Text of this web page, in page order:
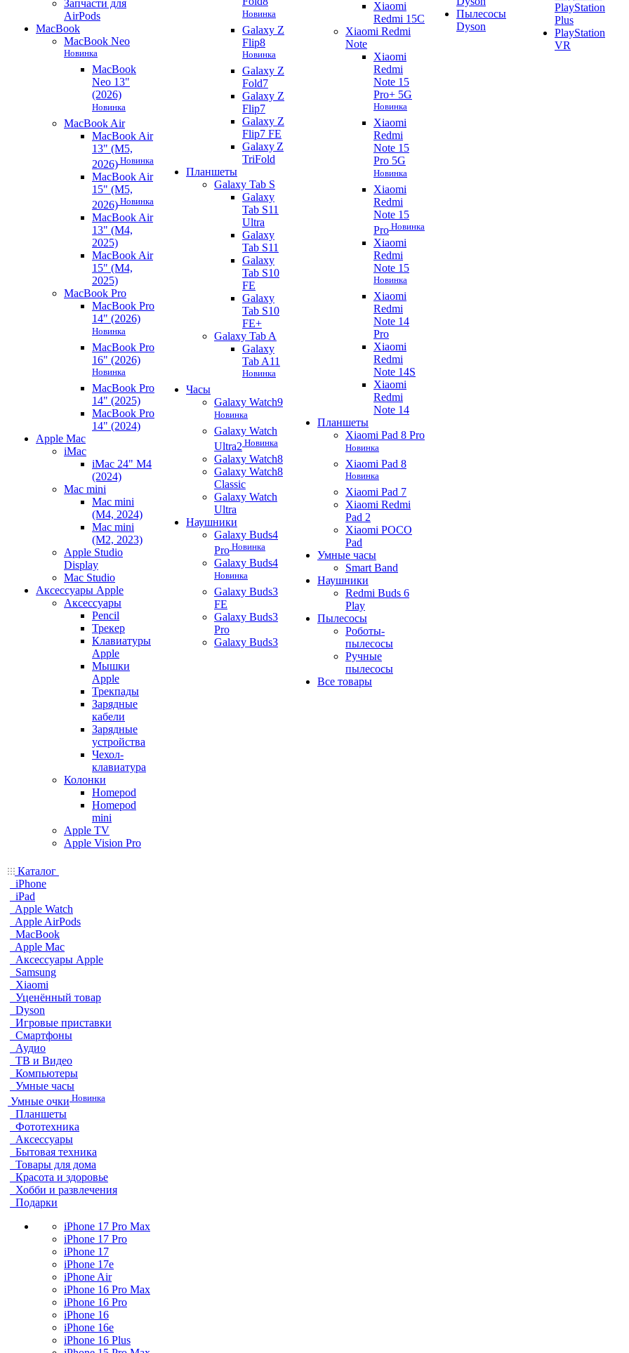
Запчасти для
AirPods
MacBook
MacBook Neo
Новинка
MacBook
Neo 13"
(2026)
Новинка
MacBook Air
MacBook Air
13" (M5,
2026) Новинка
MacBook Air
15" (M5,
2026) Новинка
MacBook Air
13" (M4,
2025)
MacBook Air
15" (M4,
2025)
MacBook Pro
MacBook Pro
14" (2026)
Новинка
MacBook Pro
16" (2026)
Новинка
MacBook Pro
14" (2025)
MacBook Pro
14" (2024)
Apple Mac
iMac
iMac 24" M4
(2024)
Mac mini
Mac mini
(M4, 2024)
Mac mini
(M2, 2023)
Apple Studio
Display
Mac Studio
Аксессуары Apple
Аксессуары
Pencil
Трекер
Клавиатуры
Apple
Мышки
Apple
Трекпады
Зарядные
кабели
Зарядные
устройства
Чехол-
клавиатура
Колонки
Homepod
Homepod
mini
Apple TV
Apple Vision Pro
Новинка
Galaxy Z
Flip8
Новинка
Galaxy Z
Fold7
Galaxy Z
Flip7
Galaxy Z
Flip7 FE
Galaxy Z
TriFold
Планшеты
Galaxy Tab S
Galaxy
Tab S11
Ultra
Galaxy
Tab S11
Galaxy
Tab S10
FE
Galaxy
Tab S10
FE+
Galaxy Tab A
Galaxy
Tab A11
Новинка
Часы
Galaxy Watch9
Новинка
Galaxy Watch
Ultra2 Новинка
Galaxy Watch8
Galaxy Watch8
Classic
Galaxy Watch
Ultra
Наушники
Galaxy Buds4
Pro Новинка
Galaxy Buds4
Новинка
Galaxy Buds3
FE
Galaxy Buds3
Pro
Galaxy Buds3
Xiaomi
Redmi 15C
Xiaomi Redmi
Note
Xiaomi
Redmi
Note 15
Pro+ 5G
Новинка
Xiaomi
Redmi
Note 15
Pro 5G
Новинка
Xiaomi
Redmi
Note 15
Pro Новинка
Xiaomi
Redmi
Note 15
Новинка
Xiaomi
Redmi
Note 14
Pro
Xiaomi
Redmi
Note 14S
Xiaomi
Redmi
Note 14
Планшеты
Xiaomi Pad 8 Pro
Новинка
Xiaomi Pad 8
Новинка
Xiaomi Pad 7
Xiaomi Redmi
Pad 2
Xiaomi POCO
Pad
Умные часы
Smart Band
Наушники
Redmi Buds 6
Play
Пылесосы
Роботы-
пылесосы
Ручные
пылесосы
Все товары
Пылесосы
Dyson
PlayStation
Plus
PlayStation
VR
Каталог
iPhone
iPad
Apple Watch
Apple AirPods
MacBook
Apple Mac
Аксессуары Apple
Samsung
Xiaomi
Уценённый товар
Dyson
Игровые приставки
Смартфоны
Аудио
ТВ и Видео
Компьютеры
Умные часы
Умные очки Новинка
Планшеты
Фототехника
Аксессуары
Бытовая техника
Товары для дома
Красота и здоровье
Хобби и развлечения
Подарки
iPhone 17 Pro Max
iPhone 17 Pro
iPhone 17
iPhone 17e
iPhone Air
iPhone 16 Pro Max
iPhone 16 Pro
iPhone 16
iPhone 16e
iPhone 16 Plus